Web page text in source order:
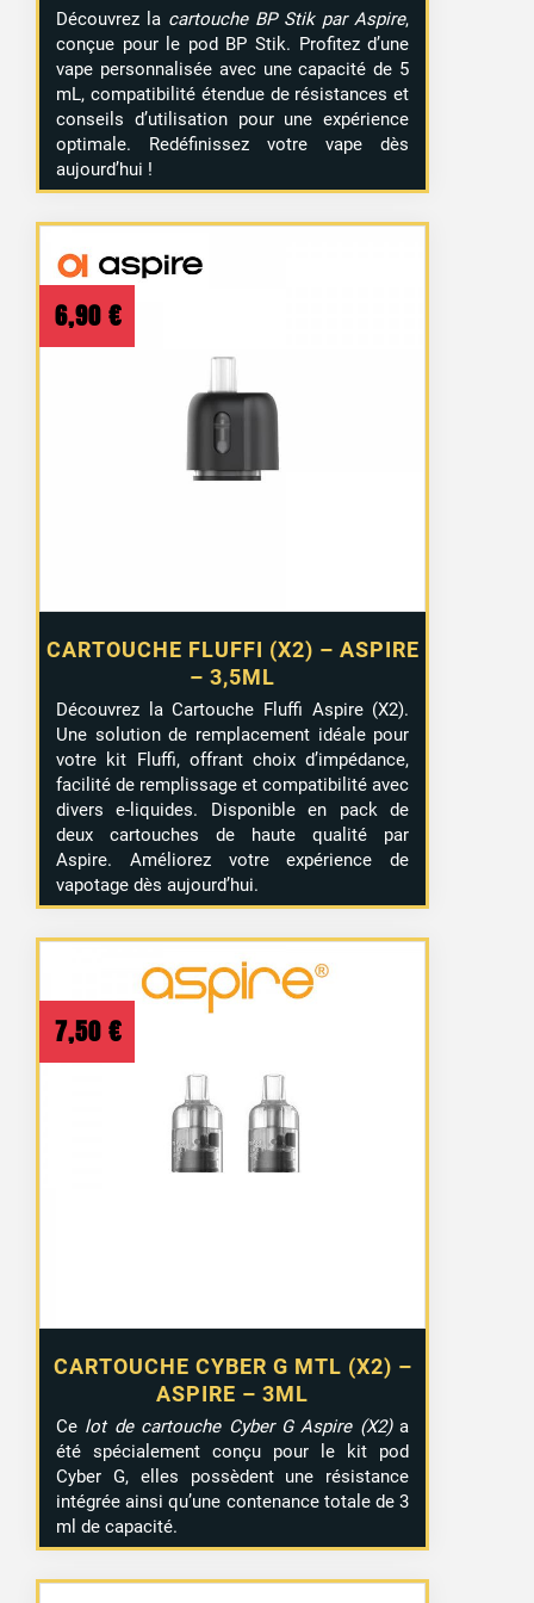
Découvrez la cartouche BP Stik par Aspire,
conçue pour le pod BP Stik. Profitez d’une
vape personnalisée avec une capacité de 5
mL, compatibilité étendue de résistances et
conseils d’utilisation pour une expérience
optimale. Redéfinissez votre vape dès
aujourd’hui !
CARTOUCHE FLUFFI (X2) – ASPIRE
– 3,5ML
6,90 €
Découvrez la Cartouche Fluffi Aspire (X2).
Une solution de remplacement idéale pour
votre kit Fluffi, offrant choix d’impédance,
facilité de remplissage et compatibilité avec
divers e-liquides. Disponible en pack de
deux cartouches de haute qualité par
Aspire. Améliorez votre expérience de
vapotage dès aujourd’hui.
CARTOUCHE CYBER G MTL (X2) –
ASPIRE – 3ML
7,50 €
Ce lot de cartouche Cyber G Aspire (X2)a
été spécialement conçu pour le kit pod
Cyber G, elles possèdent une résistance
intégrée ainsi qu’une contenance totale de 3
ml de capacité.